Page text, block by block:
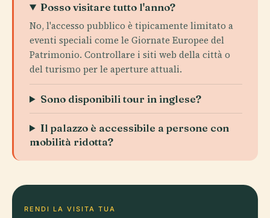
Posso visitare tutto l'anno?
No, l'accesso pubblico è tipicamente limitato a
eventi speciali come le Giornate Europee del
Patrimonio. Controllare i siti web della città o
del turismo per le aperture attuali.
Sono disponibili tour in inglese?
Il palazzo è accessibile a persone con
mobilità ridotta?
RENDI LA VISITA TUA